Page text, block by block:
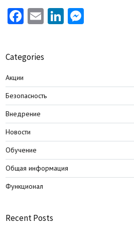
Facebook
EmailLinkedIn
Categories
Акции
Безопасность
Внедрение
Новости
Обучение
Общая информация
Функционал
Recent Posts